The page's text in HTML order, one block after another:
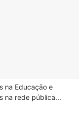
na Educação e
na rede pública...